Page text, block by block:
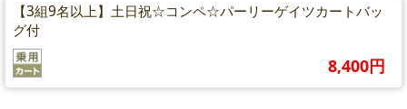
【3組9名以上】土日祝☆コンペ☆パーリーゲイツカートバッ
グ付
8,400円